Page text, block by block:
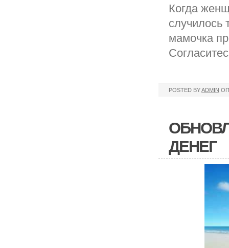
Когда
случилось
мамочка
POSTED BYADMIN
ДЕНЕГ